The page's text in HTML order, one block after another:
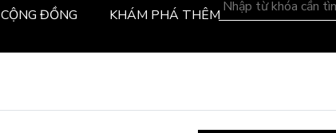
CỘNG ĐỒNG KHÁM PHÁ THÊM